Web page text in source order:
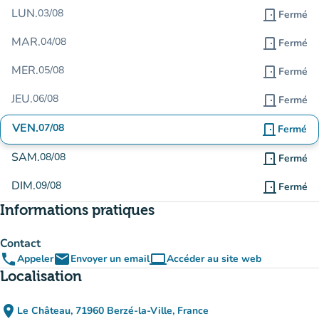
LUN.03/08 door_front Fermé
MAR.04/08 door_front Fermé
MER.05/08 door_front Fermé
JEU.06/08 door_front Fermé
VEN.07/08 door_front Fermé
SAM.08/08 door_front Fermé
DIM.09/08 door_front Fermé
Informations pratiques
Contact
phoneAppeleremailEnvoyer un emailcomputerAccéder au site web
(nouvel onglet)
Localisation
place Le Château, 71960 Berzé-la-Ville, France
(ouvrir dans Google Maps)
(nouvel onglet)